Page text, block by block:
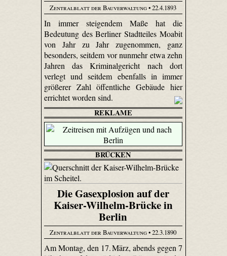
Zentralblatt der Bauverwaltung• 22.4.1893
In immer steigendem Maße hat die
Bedeutung des Berliner Stadtteiles Moabit
von Jahr zu Jahr zugenommen, ganz
besonders, seitdem vor nunmehr etwa zehn
Jahren das Kriminalgericht nach dort
verlegt und seitdem ebenfalls in immer
größerer Zahl öffentliche Gebäude hier
errichtet worden sind.
REKLAME
BRÜCKEN
Die Gasexplosion auf der
Kaiser-Wilhelm-Brücke in
Berlin
Zentralblatt der Bauverwaltung• 22.3.1890
Am Montag, den 17. März, abends gegen 7